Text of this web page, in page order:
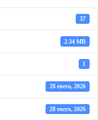
37
2.34 MB
1
28 enero, 2026
28 enero, 2026